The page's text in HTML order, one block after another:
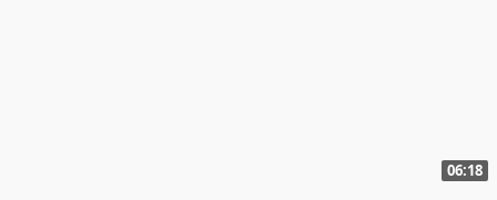
06:18